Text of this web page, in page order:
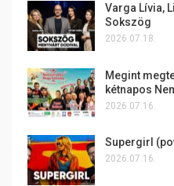
Varga Lívia,
Sokszög
2026.07.18.
Megint
kétnapos
2026.07.16.
Supergirl
2026.07.16.